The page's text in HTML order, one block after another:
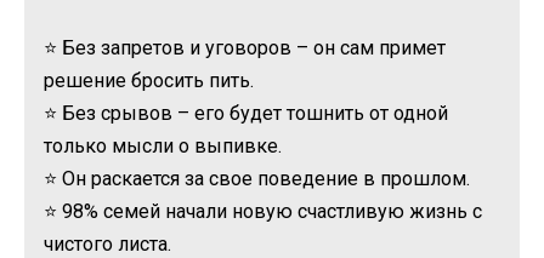
⭐ Без запретов и уговоров – он сам примет
решение бросить пить.
⭐ Без срывов – его будет тошнить от одной
только мысли о выпивке.
⭐ Он раскается за свое поведение в прошлом.
⭐ 98% семей начали новую счастливую жизнь с
чистого листа.